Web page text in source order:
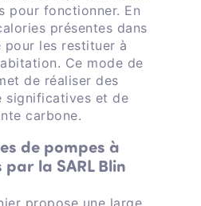
pour fonctionner. En
présentes dans
les restituer à
Ce mode de
de réaliser des
significatives et de
carbone.
de pompes à
la SARL Blin